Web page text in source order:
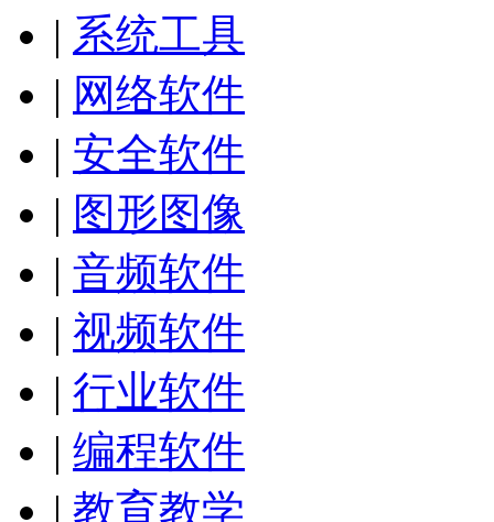
| 系统工具
| 网络软件
| 安全软件
| 图形图像
| 音频软件
| 视频软件
| 行业软件
| 编程软件
| 教育教学